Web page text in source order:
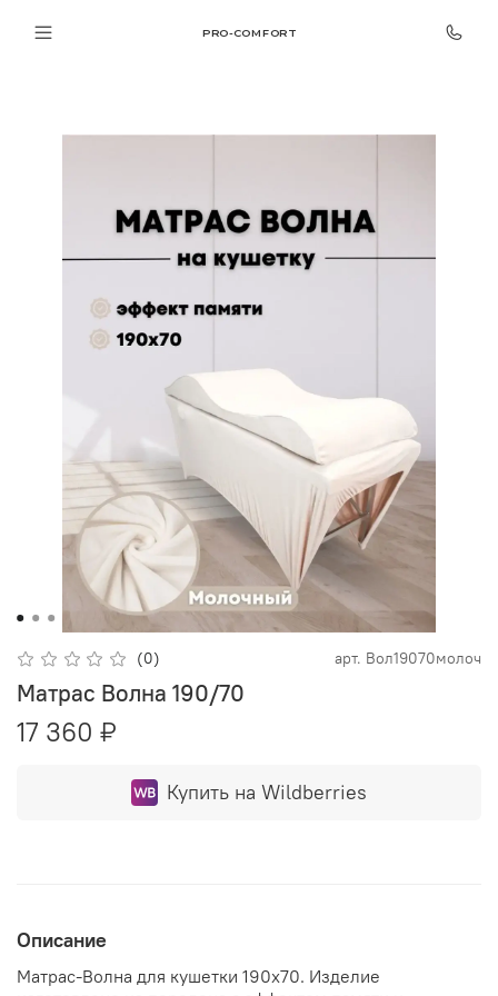
PRO-COMFORT
(0) арт. Вол19070молоч
Матрас Волна 190/70
17 360 ₽
Купить на Wildberries
Описание
Матрас-Волна для кушетки 190х70. Изделие